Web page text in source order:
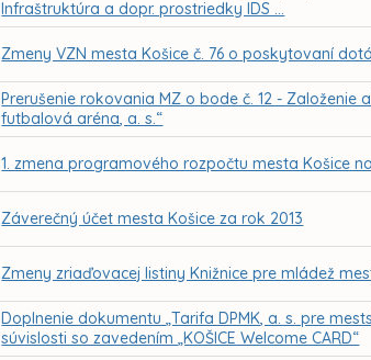
Infraštruktúra a dopr. prostriedky IDS ...
Zmeny VZN mesta Košice č. 76 o poskytovaní
Prerušenie rokovania MZ o bode č. 12 -
futbalová aréna, a. s.“
1. zmena programového rozpočtu mesta Košice
Záverečný účet mesta Košice za rok 2013
Zmeny zriaďovacej listiny Knižnice pre mládež
Doplnenie dokumentu „Tarifa DPMK, a. s. pre
súvislosti so zavedením „KOŠICE Welcome CARD“